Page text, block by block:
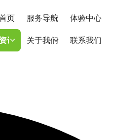
页 服务导航 体验中心
讯 关于我们 联系我们